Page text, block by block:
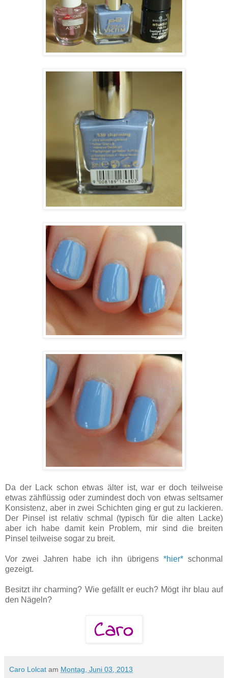
Da der Lack schon etwas älter ist, war er doch teilweise
etwas zähflüssig oder zumindest doch von etwas seltsamer
Konsistenz, aber in zwei Schichten ging er gut zu lackieren.
Der Pinsel ist relativ schmal (typisch für die alten Lacke)
aber ich habe damit kein Problem, mir sind die breiten
Pinsel teilweise sogar zu breit.
Vor zwei Jahren habe ich ihn übrigens *hier*schonmal
gezeigt.
Besitzt ihr charming? Wie gefällt er euch? Mögt ihr blau auf
den Nägeln?
Caro Lolcat am Montag, Juni 03, 2013